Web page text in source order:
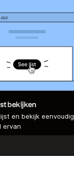
bekijken
en bekijk eenvoudig
ervan